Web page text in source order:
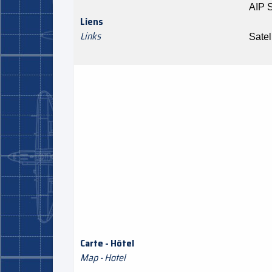
Liens
Links
AIP
Carte - Hôtel
Map - Hotel